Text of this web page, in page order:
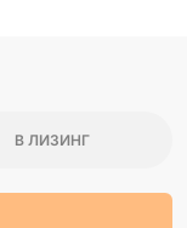
В ЛИЗИНГ